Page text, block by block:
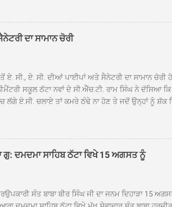
ਨਗਰ ਕੀਰਤਨ ਦੇ ਗੁਰਦੁਆਰਾ ਸ੍ਰੀ ਦਮਦਮਾ ਸਾਹਿਬ ਠੱਟਾ ਵਿਖੇ
ਸੰਗਤਾਂ ਵੱਲੋਂ ਜੈਕਾਰਿਆਂ ਦੀ ਗੂੰਜ ਵਿਚ ਨਿੱਘਾ ਸਵਾਗਤ ਕੀਤਾ
ਦੇ ਸਮਾਪਤੀ ਦੀ ਅਰਦਾਸ ਹੋਈ। ਇਸ ਮੌਕੇ ਪੰਜ ਪਿਆਰੇ
ਠੱਟਾ ਦੇ ਮੁੱਖ ਸੇਵਾਦਾਰ ਸੰਤ ਬਾਬਾ ਹਰਜੀਤ ਸਿੰਘ ਵੱਲੋਂ ਸਿਰੋਪਾਓ
ਦਾ ਸਾਮਾਨ ਚੋਰੀ
ਏ. ਸੀ., ਏ. ਸੀ. ਦੀਆਂ ਪਾਈਪਾਂ ਅਤੇ ਸੈਨੇਟਰੀ ਦਾ ਸਾਮਾਨ ਚੋਰੀ
ਸਕੂਲ ਠੱਟਾ ਨਵਾਂ ਦੇ ਸੀ.ਐੱਚ.ਟੀ. ਰਾਮ ਸਿੰਘ ਨੇ ਦੱਸਿਆ
ਲੱਗੇ ਏ.ਸੀ. ਚਲਾਏ ਤਾਂ ਕਮਰੇ ਠੰਢੇ ਨਾ ਹੋਣ ਤੇ ਜਦੋਂ ਉਨ੍ਹਾਂ ਨੂੰ ਸ਼ੱਕ
ਦੌਰਾਨ ਵੀ ਸਕੂਲ ਗੇੜਾ ਮਾਰਦੇ ਸਨ ਅਤੇ 20 ਜੂਨ ਤੱਕ ਸਭ
ਇਸ ਮੌਕੇ ਸਕੂਲ ਸਟਾਫ ਮੈਂਬਰਾਂ ਅੰਜੂ ਬਾਲਾ, ਹਰਜੀਤ ਕੌਰ,
ਸਾਲ ਤਿੰਨ ਏ. ਸੀ. ਲਾਉਣ ਦੀ ਸੇਵਾ ਸੀ.ਐੱਚ.ਟੀ. ਰਾਮ
ਸੀ। ਉਨ੍ਹਾਂ ਦੱਸਿਆ ਕਿ ਏਸੀ ਚੋਰੀ ਹੋਣ ਨਾਲ ਬੱਚਿਆਂ ਦੇ
ਗੁ: ਦਮਦਮਾ ਸਾਹਿਬ ਠੱਟਾ ਵਿਖੇ 15 ਅਗਸਤ ਨੂੰ
ਸੰਤ ਬਾਬਾ ਬੀਰ ਸਿੰਘ ਜੀ ਦਾ ਜਨਮ ਦਿਹਾੜਾ 15